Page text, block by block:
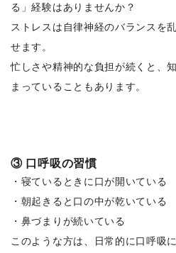
る」経験はありませんか？
ストレスは自律神経のバランスを
せます。
忙しさや精神的な負担が続くと、
まっていることもあります。
③ 口呼吸の習慣
・寝ているときに口が開いている
・朝起きると口の中が乾いている
・鼻づまりが続いている
このような方は、日常的に口呼吸